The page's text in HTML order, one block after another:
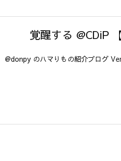
覚醒する @CDiP
@donpy のハマりもの紹介ブログ